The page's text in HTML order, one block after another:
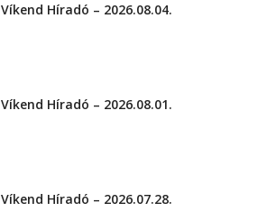
Víkend Híradó – 2026.08.04.
Víkend Híradó – 2026.08.01.
Víkend Híradó – 2026.07.28.